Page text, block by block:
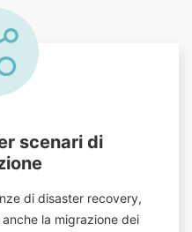
scenari di
di disaster recovery,
la migrazione dei